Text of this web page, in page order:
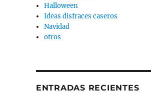
Halloween
Ideas disfraces caseros
Navidad
otros
ENTRADAS RECIENTES